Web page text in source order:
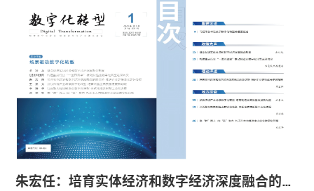
朱宏任：培育实体经济和数字经济深度融合的新